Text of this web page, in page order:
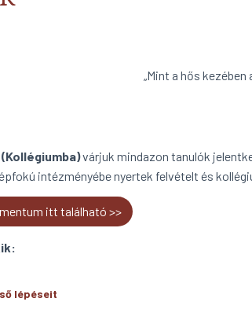
„Mint a hős
várjuk mindazon tanulók
intézményébe nyertek felvételt és
itt található >>
lépéseit